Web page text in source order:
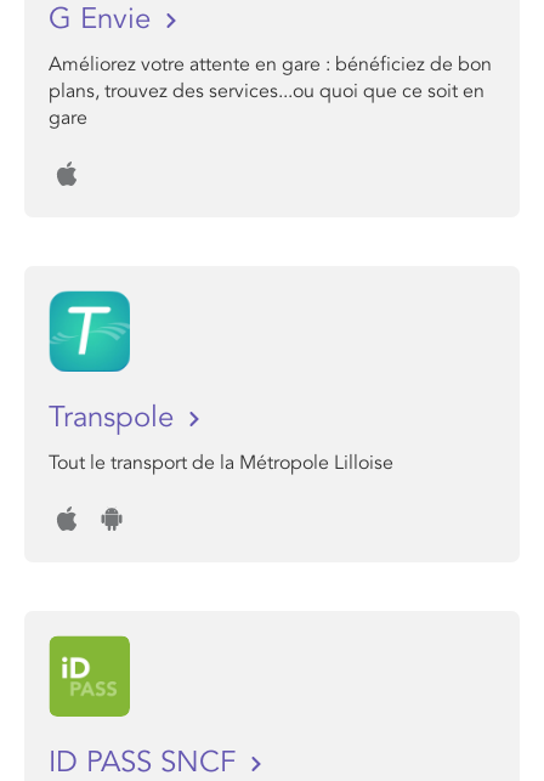
G Envie
Améliorez votre attente en gare : bénéficiez de bon
plans, trouvez des services...ou quoi que ce soit en
gare
Transpole
Tout le transport de la Métropole Lilloise
ID PASS SNCF